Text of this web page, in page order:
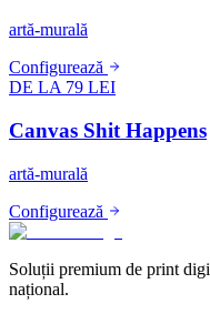
artă-murală
Configurează
DE LA 79 LEI
Canvas Shit Happens
artă-murală
Configurează
Soluții premium de print
național.